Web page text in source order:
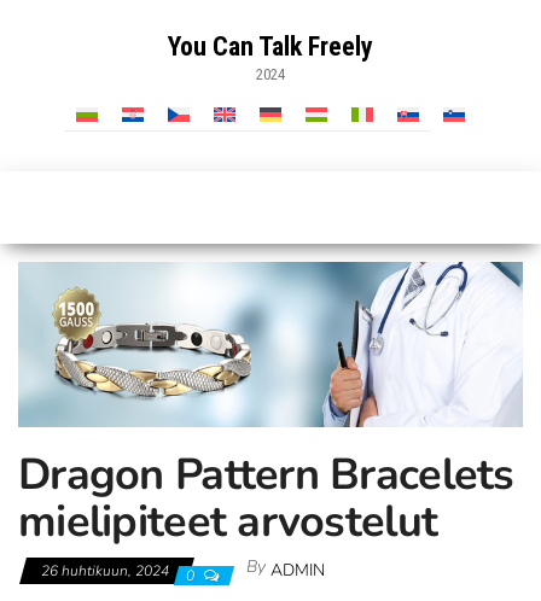
You Can Talk Freely
2024
Dragon Pattern Bracelets
mielipiteet arvostelut
26 huhtikuun, 2024 0 By ADMIN